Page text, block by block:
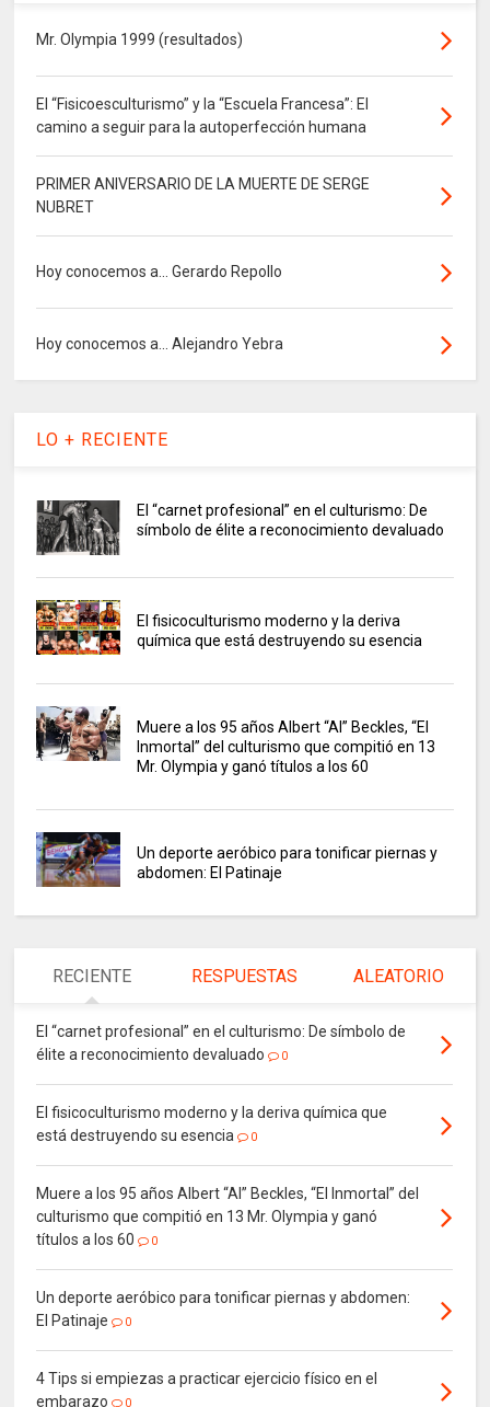
Mr. Olympia 1999 (resultados)
El “Fisicoesculturismo” y la “Escuela Francesa”: El
camino a seguir para la autoperfección humana
PRIMER ANIVERSARIO DE LA MUERTE DE SERGE
NUBRET
Hoy conocemos a... Gerardo Repollo
Hoy conocemos a... Alejandro Yebra
LO + RECIENTE
El “carnet profesional” en el culturismo: De
símbolo de élite a reconocimiento devaluado
El fisicoculturismo moderno y la deriva
química que está destruyendo su esencia
Muere a los 95 años Albert “Al” Beckles, “El
Inmortal” del culturismo que compitió en 13
Mr. Olympia y ganó títulos a los 60
Un deporte aeróbico para tonificar piernas y
abdomen: El Patinaje
RECIENTE RESPUESTAS ALEATORIO
El “carnet profesional” en el culturismo: De símbolo de
élite a reconocimiento devaluado
0
El fisicoculturismo moderno y la deriva química que
está destruyendo su esencia
0
Muere a los 95 años Albert “Al” Beckles, “El Inmortal” del
culturismo que compitió en 13 Mr. Olympia y ganó
títulos a los 60
0
Un deporte aeróbico para tonificar piernas y abdomen:
El Patinaje
0
4 Tips si empiezas a practicar ejercicio físico en el
embarazo
0